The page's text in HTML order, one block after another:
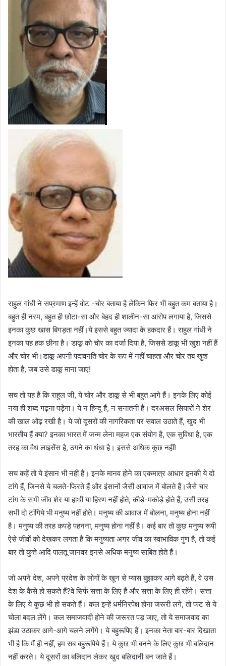
राहुल गांधी ने सप्रमाण इन्हें वोट -चोर बताया है लेकिन फिर भी बहुत कम बताया है।
बहुत ही नरम, बहुत ही छोटा-सा और बेहद ही शालीन-सा आरोप लगाया है, जिससे
इनका कुछ खास बिगड़ता नहीं।ये इससे बहुत ज्यादा के हकदार हैं। राहुल गांधी ने
इनका यह हक छीना है। डाकू को चोर का दर्जा दिया है, जिससे डाकू भी खुश नहीं हैं
और चोर भी।डाकू अपनी पदावनति चोर के रूप में नहीं चाहता और चोर तब खुश
होता है, जब उसे डाकू माना जाए!
सच तो यह है कि राहुल जी, ये चोर और डाकू से भी बहुत आगे हैं। इनके लिए कोई
नया ही शब्द गढ़ना पड़ेगा। ये न हिन्दू हैं, न सनातनी हैं। दरअसल सियारों ने‌ शेर
की खाल ओढ़ रखी है। ये जो दूसरों की नागरिकता पर सवाल उठाते हैं, खुद भी
भारतीय हैं क्या? इनका भारत में जन्म लेना महज एक संयोग है, एक सुविधा है, एक
तरह का वैध लाइसेंस है, ठगने का धंधा है। इससे अधिक कुछ नहीं!
सच कहें तो ये इंसान भी नहीं हैं। इनके मानव होने का एकमात्र आधार इनकी ये दो
टांगे हैं, जिनसे ये चलते-फिरते हैं और इंसानों जैसी आवाज में बोलते हैं।जैसे चार
टांग के सभी जीव शेर या हाथी या हिरण नहीं होते, कीड़े-मकोड़े होते हैं, उसी तरह
सभी दो टांगिये भी मनुष्य नहीं होते। मनुष्य की आवाज में बोलना, मनुष्य होना नहीं
है। मनुष्य की तरह कपड़े पहनना, मनुष्य होना नहीं है। कई बार तो कुछ मनुष्य रूपी
ऐसे जीवों को देखकर लगता है कि मनुष्यता अगर जीव का स्वाभाविक गुण है, तो कई
बार तो कुत्ते आदि पालतू जानवर इनसे अधिक मनुष्य साबित होते हैं।
जो अपने देश, अपने प्रदेश के लोगों के खून से प्यास बुझाकर आगे बढ़ते हैं, वे उस
देश के कैसे हो सकते हैं?वे सिर्फ सत्ता के लिए हैं और सत्ता के लिए ही रहेंगे। सत्ता
के लिए ये कुछ भी हो सकते हैं। कल इन्हें धर्मनिरपेक्ष होना जरूरी लगे, तो फट से ये
चोला बदल लेंगे। कल समाजवादी होने की जरूरत पड़ जाए, तो ये समाजवाद का
झंडा उठाकर आगे-आगे चलने लगेंगे। ये बहुरूपिए हैं। इनका नेता बार-बार दिखाता
भी है कि मैं ही नहीं, हम सब बहुरूपिये हैं। ये कुछ भी बनने के लिए कुछ भी बलिदान
नहीं करते। ये दूसरों का बलिदान लेकर खुद बलिदानी बन जाते हैं।